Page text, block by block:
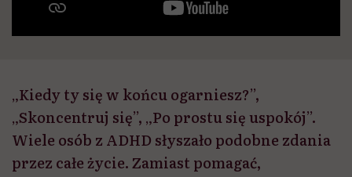
„Kiedy ty się w końcu ogarniesz?”,
„Skoncentruj się”, „Po prostu się uspokój”.
Wiele osób z ADHD słyszało podobne zdania
przez całe życie. Zamiast pomagać,